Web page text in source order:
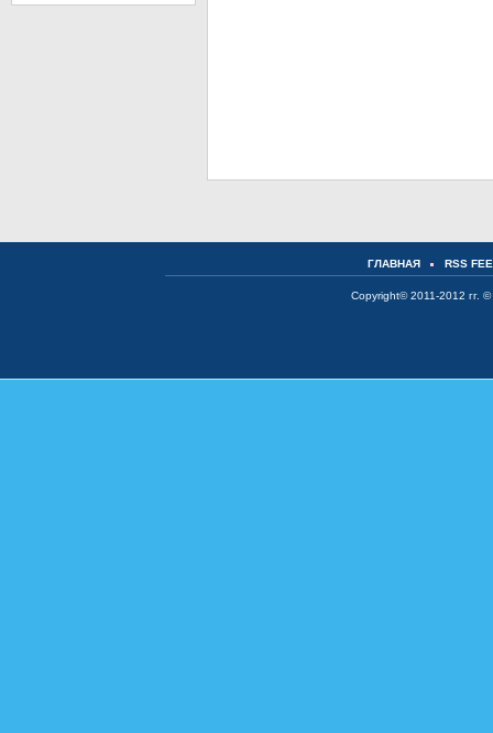
ГЛАВНАЯ RSS
Copyright© 2011-2012 гг. ©